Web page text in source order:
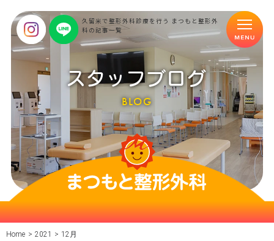
久留米で整形外科診療を行う まつもと整形外
科の記事一覧
スタッフブログ
BLOG
Home > 2021 > 12月